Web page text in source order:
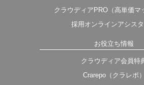
クラウディアPRO（高単価マ
採用オンラインアシス
お役立ち情報
クラウディア会員特
Crarepo（クラレポ）